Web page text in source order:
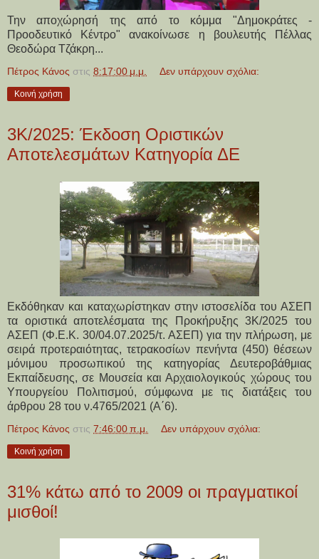
Την αποχώρησή της από το κόμμα "Δημοκράτες -
Προοδευτικό Κέντρο" ανακοίνωσε η βουλευτής Πέλλας
Θεοδώρα Τζάκρη...
Πέτρος Κάνος στις 8:17:00 μ.μ. Δεν υπάρχουν σχόλια:
Κοινή χρήση
3Κ/2025: Έκδοση Οριστικών
Αποτελεσμάτων Κατηγορία ΔΕ
Εκδόθηκαν και καταχωρίστηκαν στην ιστοσελίδα του ΑΣΕΠ
τα οριστικά αποτελέσματα της Προκήρυξης 3Κ/2025 του
ΑΣΕΠ (Φ.Ε.Κ. 30/04.07.2025/τ. ΑΣΕΠ) για την πλήρωση, με
σειρά προτεραιότητας, τετρακοσίων πενήντα (450) θέσεων
μόνιμου προσωπικού της κατηγορίας Δευτεροβάθμιας
Εκπαίδευσης, σε Μουσεία και Αρχαιολογικούς χώρους του
Υπουργείου Πολιτισμού, σύμφωνα με τις διατάξεις του
άρθρου 28 του ν.4765/2021 (Α΄6).
Πέτρος Κάνος στις 7:46:00 π.μ. Δεν υπάρχουν σχόλια:
Κοινή χρήση
31% κάτω από το 2009 οι πραγματικοί
μισθοί!